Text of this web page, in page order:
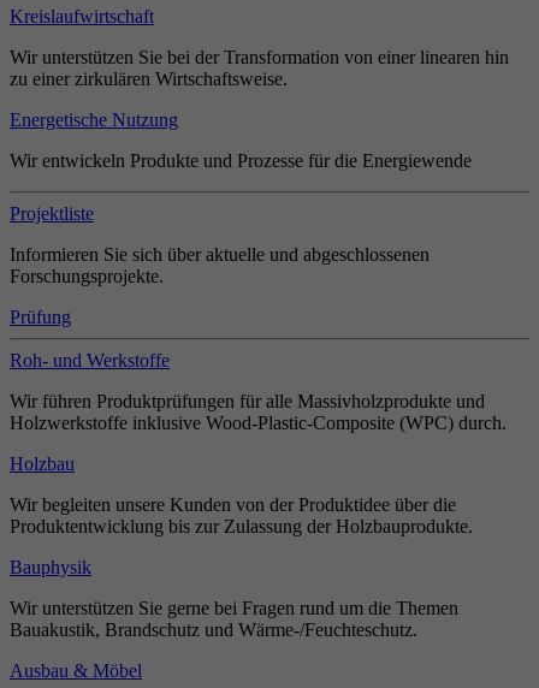
Kreislaufwirtschaft
Wir unterstützen Sie bei der Transformation von einer linearen hin
zu einer zirkulären Wirtschaftsweise.
Energetische Nutzung
Wir entwickeln Produkte und Prozesse für die Energiewende
Projektliste
Informieren Sie sich über aktuelle und abgeschlossenen
Forschungsprojekte.
Prüfung
Roh- und Werkstoffe
Wir führen Produktprüfungen für alle Massivholzprodukte und
Holzwerkstoffe inklusive Wood-Plastic-Composite (WPC) durch.
Holzbau
Wir begleiten unsere Kunden von der Produktidee über die
Produktentwicklung bis zur Zulassung der Holzbauprodukte.
Bauphysik
Wir unterstützen Sie gerne bei Fragen rund um die Themen
Bauakustik, Brandschutz und Wärme-/Feuchteschutz.
Ausbau & Möbel